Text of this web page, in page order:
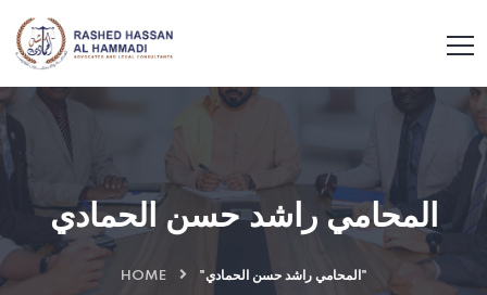
المحامي راشد حسن الحمادي
HOME "المحامي راشد حسن الحمادي"